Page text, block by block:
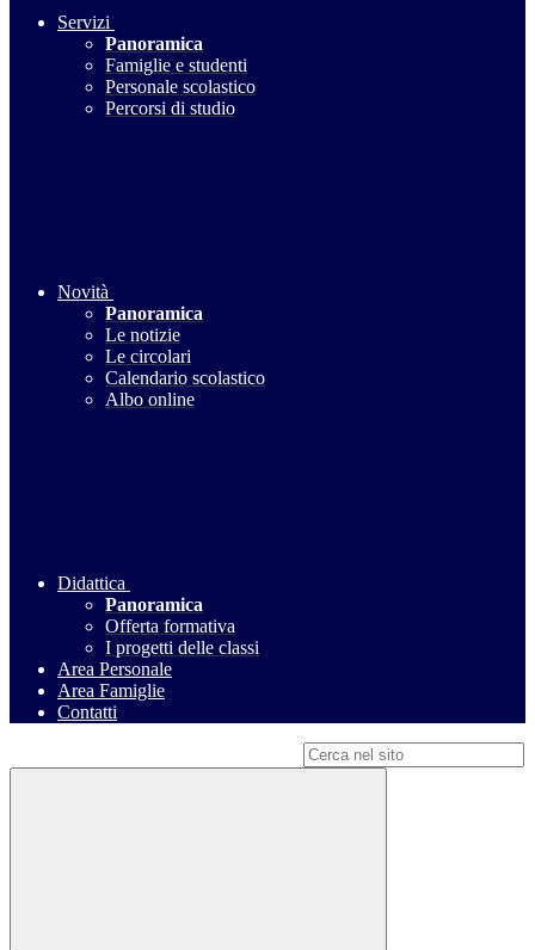
Servizi
Panoramica
Famiglie e studenti
Personale scolastico
Percorsi di studio
Novità
Panoramica
Le notizie
Le circolari
Calendario scolastico
Albo online
Didattica
Panoramica
Offerta formativa
I progetti delle classi
Area Personale
Area Famiglie
Contatti